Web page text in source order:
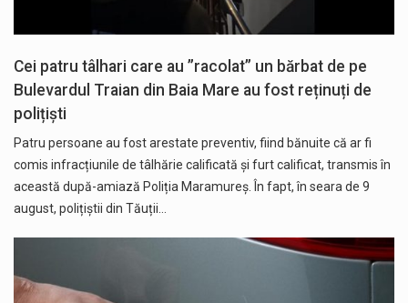
Cei patru tâlhari care au ”racolat” un bărbat de pe
Bulevardul Traian din Baia Mare au fost reținuți de
polițiști
Patru persoane au fost arestate preventiv, fiind bănuite că ar fi
comis infracțiunile de tâlhărie calificată și furt calificat, transmis în
această după-amiază Poliția Maramureș. În fapt, în seara de 9
august, polițiștii din Tăuții…